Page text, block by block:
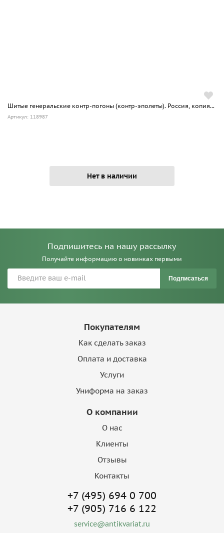
Шитые генеральские контр-погоны (контр-эполеты). Россия, копия...
Артикул: 118987
Нет в наличии
Подпишитесь на нашу рассылку
Получайте информацию о новинках первыми
Подписаться
Покупателям
Как сделать заказ
Оплата и доставка
Услуги
Униформа на заказ
О компании
О нас
Клиенты
Отзывы
Контакты
+7 (495) 694 0 700
+7 (905) 716 6 122
service@antikvariat.ru